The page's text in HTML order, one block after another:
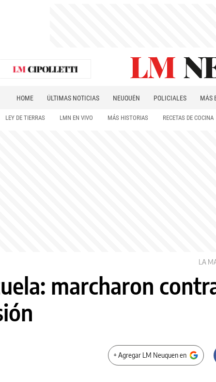
HOME ÚLTIMAS NOTICIAS NEUQUÉN POLICIALES MÁS
LEY DE TIERRAS LMN EN VIVO MÁS HISTORIAS RECETAS DE COCINA
LA
marcharon
+ Agregar LM Neuquen en